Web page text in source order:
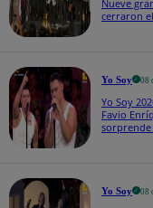
Nueve
cerraron
Yo Soy 08
Yo Soy
Favio
sorprende
Yo Soy 08